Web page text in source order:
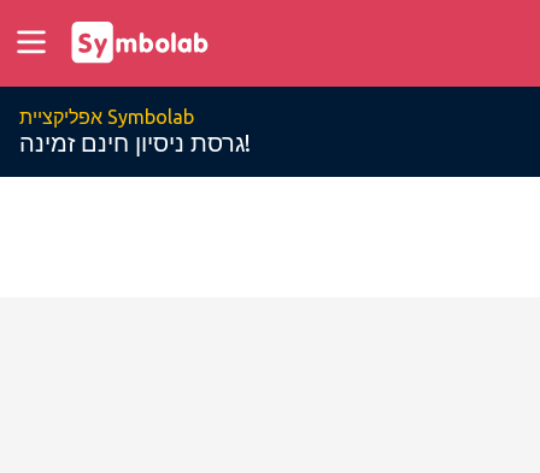
אפליקציית Symbolab
גרסת ניסיון חינם זמינה!